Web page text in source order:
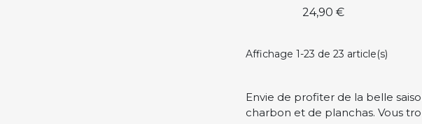
Envie de profiter de la belle
charbon et de planchas. Vous
Prix
24,90 €
Affichage 1-23 de 23 article(s)